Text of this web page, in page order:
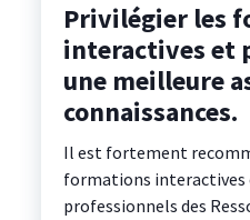
Privilégier les
interactives et
une meilleure
connaissances.
Il est fortement
formations interactives
professionnels des